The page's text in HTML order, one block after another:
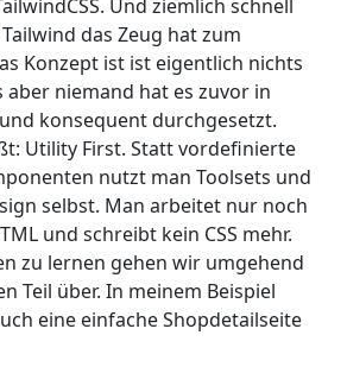
Und ziemlich schnell
das Zeug hat zum
Konzept ist ist eigentlich nichts
niemand hat es zuvor in
konsequent durchgesetzt.
Utility First. Statt vordefinierte
nutzt man Toolsets und
selbst. Man arbeitet nur noch
und schreibt kein CSS mehr.
zu lernen gehen wir umgehend
Teil über. In meinem Beispiel
eine einfache Shopdetailseite